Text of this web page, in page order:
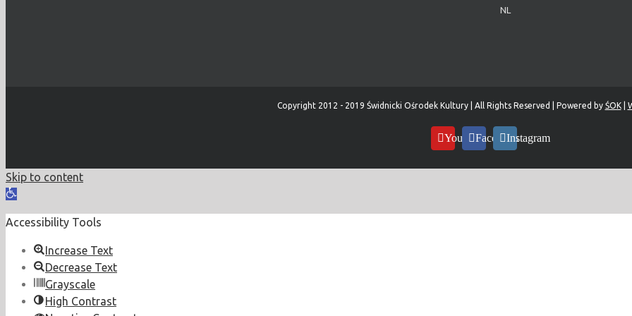
NL
Copyright 2012 - 2019 Świdnicki Ośrodek Kultury | All Rights Reserved | Powered by ŚOK|
YouTubeFacebookInstagram
Skip to content
Open
Accessibility Tools
Increase Text
Decrease Text
Grayscale
High Contrast